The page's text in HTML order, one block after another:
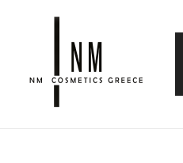
περιεχόμενο